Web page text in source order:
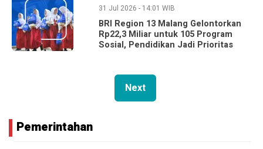
31 Jul 2026 - 14:01 WIB
BRI Region 13 Malang Gelontorkan
Rp22,3 Miliar untuk 105 Program
Sosial, Pendidikan Jadi Prioritas
Next
Pemerintahan